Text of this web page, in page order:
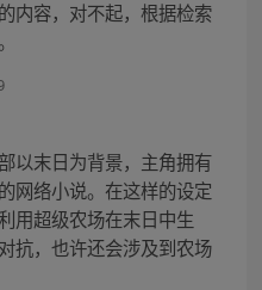
内容，对不起，根据检索
以末日为背景，主角拥有
网络小说。在这样的设定
用超级农场在末日中生
抗，也许还会涉及到农场